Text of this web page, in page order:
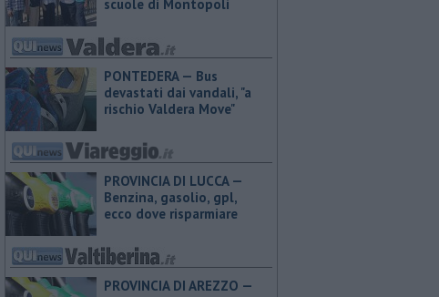
scuole di Montopoli
PONTEDERA — Bus
devastati dai vandali, "a
rischio Valdera Move"
PROVINCIA DI LUCCA — ​
Benzina, gasolio, gpl,
ecco dove risparmiare
PROVINCIA DI AREZZO — ​